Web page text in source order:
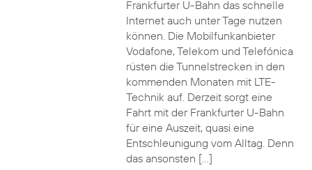
Frankfurter U-Bahn das schnelle
Internet auch unter Tage nutzen
können. Die Mobilfunkanbieter
Vodafone, Telekom und Telefónica
rüsten die Tunnelstrecken in den
kommenden Monaten mit LTE-
Technik auf. Derzeit sorgt eine
Fahrt mit der Frankfurter U-Bahn
für eine Auszeit, quasi eine
Entschleunigung vom Alltag. Denn
das ansonsten […]